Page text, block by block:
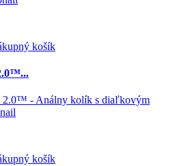
košík
košík